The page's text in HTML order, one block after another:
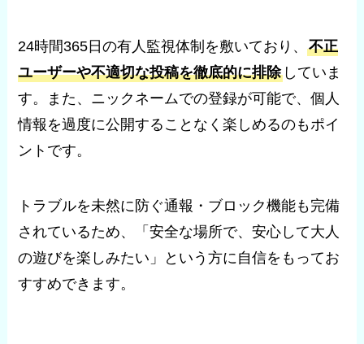
24時間365日の有人監視体制を敷いており、不正
ユーザーや不適切な投稿を徹底的に排除 していま
す。また、ニックネームでの登録が可能で、個人
情報を過度に公開することなく楽しめるのもポイ
ントです。
トラブルを未然に防ぐ通報・ブロック機能も完備
されているため、「安全な場所で、安心して大人
の遊びを楽しみたい」という方に自信をもってお
すすめできます。